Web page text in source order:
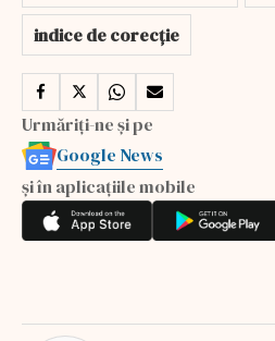
indice de corecție
Urmăriți-ne și pe
Google News
și în aplicațiile mobile